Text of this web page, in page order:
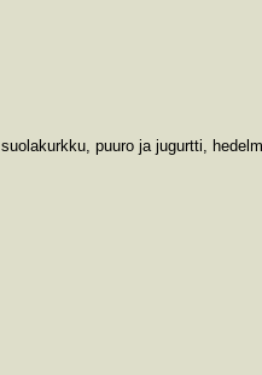
puuro ja jugurtti,